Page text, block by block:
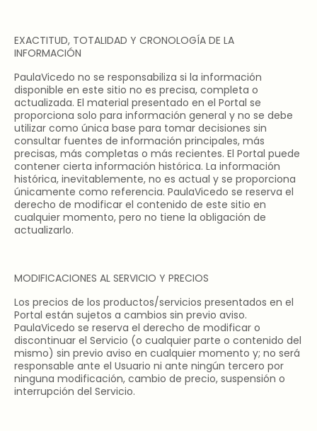
EXACTITUD, TOTALIDAD Y CRONOLOGÍA DE LA
INFORMACIÓN
PaulaVicedo no se responsabiliza si la información
disponible en este sitio no es precisa, completa o
actualizada. El material presentado en el Portal se
proporciona solo para información general y no se debe
utilizar como única base para tomar decisiones sin
consultar fuentes de información principales, más
precisas, más completas o más recientes. El Portal puede
contener cierta información histórica. La información
histórica, inevitablemente, no es actual y se proporciona
únicamente como referencia. PaulaVicedo se reserva el
derecho de modificar el contenido de este sitio en
cualquier momento, pero no tiene la obligación de
actualizarlo.
MODIFICACIONES AL SERVICIO Y PRECIOS
Los precios de los productos/servicios presentados en el
Portal están sujetos a cambios sin previo aviso.
PaulaVicedo se reserva el derecho de modificar o
discontinuar el Servicio (o cualquier parte o contenido del
mismo) sin previo aviso en cualquier momento y; no será
responsable ante el Usuario ni ante ningún tercero por
ninguna modificación, cambio de precio, suspensión o
interrupción del Servicio.